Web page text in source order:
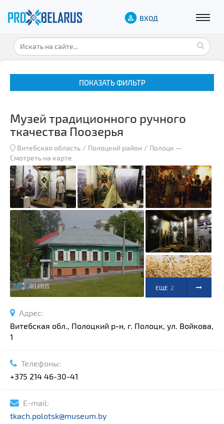
ВХОД
ПОКАЗАТЬ ФИЛЬТР
Музеи
Замки и дворцы
Военная история
Гражданская архитектура
Спортивные сооружения
Производства
Ратуши
Родовые усадьбы
Садово-парковая архитектура
Озера и водоемы
Памятники геодезии
Памятники природы
Выберите область
Выберите населенный пункт
Музей традиционного ручного
ткачества Поозерья
Витебская область Полоцкий район Полоцк —
Смотреть на карте
ЕЩЕ 2
Адрес:
Витебская обл., Полоцкий р-н, г. Полоцк, ул. Войкова,
1
Телефоны:
+375 214 46-30-41
E-mail:
tkach.polotsk@museum.by